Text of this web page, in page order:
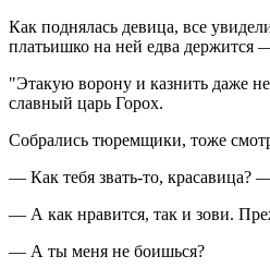
Как поднялась девица, все
платьишко на ней едва держится
"Этакую ворону и казнить даже
славный царь Горох.
Собрались тюремщики, тоже
— Как тебя звать-то, красавица?
— А как нравится, так и зови.
— А ты меня не боишься?